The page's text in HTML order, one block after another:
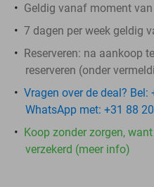
Geldig vanaf moment
7 dagen per week geldig
Reserveren: na aankoop
reserveren (onder
Vragen over de deal?
WhatsApp met: +31 88
Koop zonder zorgen,
verzekerd (meer info)